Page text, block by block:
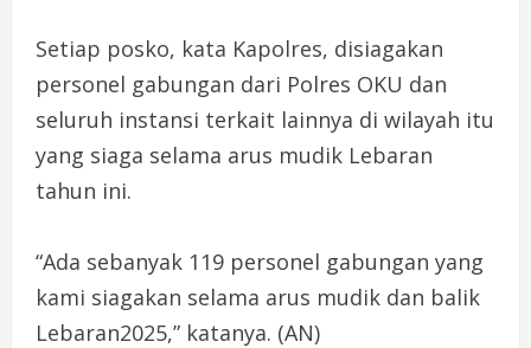
Setiap posko, kata Kapolres, disiagakan
personel gabungan dari Polres OKU dan
seluruh instansi terkait lainnya di wilayah itu
yang siaga selama arus mudik Lebaran
tahun ini.
“Ada sebanyak 119 personel gabungan yang
kami siagakan selama arus mudik dan balik
Lebaran2025,” katanya. (AN)